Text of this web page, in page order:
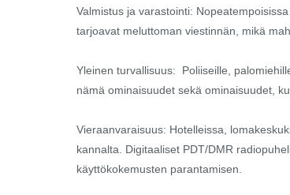
Valmistus ja varastointi:
tarjoavat meluttoman viestinnän, mikä
Yleinen turvallisuus: Poliiseille,
nämä ominaisuudet sekä ominaisuudet,
Vieraanvaraisuus: Hotelleissa,
kannalta. Digitaaliset PDT/DMR
käyttökokemusten parantamisen.